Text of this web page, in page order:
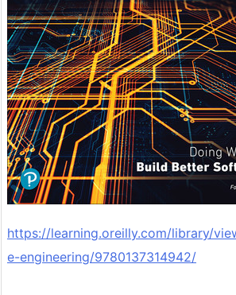
https://learning.oreilly.com/library/
e-engineering/9780137314942/